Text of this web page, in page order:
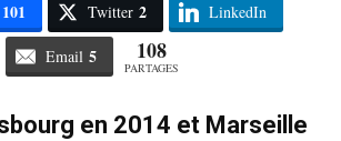
101 Twitter 2 LinkedIn
Email 5 108
PARTAGES
en 2014 et Marseille